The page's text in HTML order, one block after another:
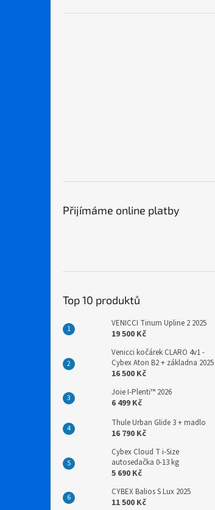
Přijímáme online platby
Top 10 produktů
VENICCI Tinum Upline 2 2025
19 500 Kč
Venicci kočárek CLARO 4v1 -
Cybex Aton B2 + základna 2025
16 500 Kč
Joie I-Plenti™ 2026
6 499 Kč
Thule Urban Glide 3 + madlo
16 790 Kč
Cybex Cloud T i-Size
autosedačka 0-13 kg
5 690 Kč
CYBEX Balios S Lux 2025
11 500 Kč